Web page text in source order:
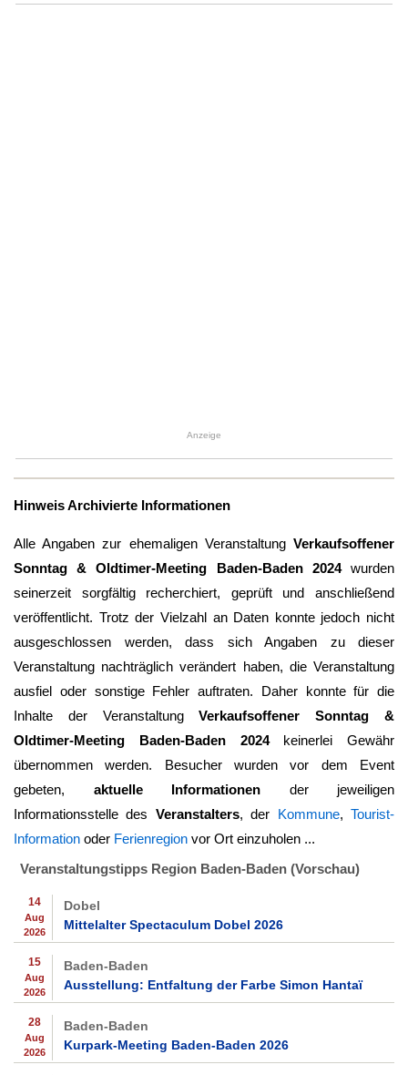
Anzeige
Hinweis Archivierte Informationen
Alle Angaben zur ehemaligen Veranstaltung Verkaufsoffener
Sonntag & Oldtimer-Meeting Baden-Baden 2024wurden
seinerzeit sorgfältig recherchiert, geprüft und anschließend
veröffentlicht. Trotz der Vielzahl an Daten konnte jedoch nicht
ausgeschlossen werden, dass sich Angaben zu dieser
Veranstaltung nachträglich verändert haben, die Veranstaltung
ausfiel oder sonstige Fehler auftraten. Daher konnte für die
Inhalte der VeranstaltungVerkaufsoffener Sonntag &
Oldtimer-Meeting Baden-Baden 2024keinerlei Gewähr
übernommen werden. Besucher wurden vor dem Event
gebeten, aktuelle Informationen der jeweiligen
Informationsstelle des Veranstalters, der Kommune,Tourist-
Information oder Ferienregion vor Ort einzuholen ...
Veranstaltungstipps Region Baden-Baden (Vorschau)
14
Aug
2026
Dobel
Mittelalter Spectaculum Dobel 2026
15
Aug
2026
Baden-Baden
Ausstellung: Entfaltung der Farbe Simon Hantaï
28
Aug
2026
Baden-Baden
Kurpark-Meeting Baden-Baden 2026